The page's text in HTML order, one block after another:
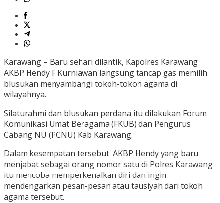
Karawang – Baru sehari dilantik, Kapolres Karawang
AKBP Hendy F Kurniawan langsung tancap gas memilih
blusukan menyambangi tokoh-tokoh agama di
wilayahnya.
Silaturahmi dan blusukan perdana itu dilakukan Forum
Komunikasi Umat Beragama (FKUB) dan Pengurus
Cabang NU (PCNU) Kab Karawang.
Dalam kesempatan tersebut, AKBP Hendy yang baru
menjabat sebagai orang nomor satu di Polres Karawang
itu mencoba memperkenalkan diri dan ingin
mendengarkan pesan-pesan atau tausiyah dari tokoh
agama tersebut.